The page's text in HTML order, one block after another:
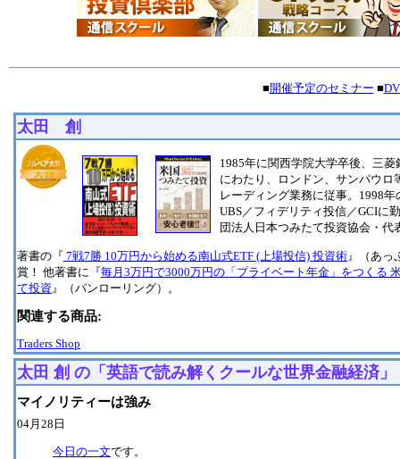
■開催予定のセミナー ■
太田 創
1985年に関西学院大学卒後、三
にわたり、ロンドン、サンパウ
レーディング業務に従事。1998
UBS／フィデリティ投信／GCIに
団法人日本つみたて投資協会・代
著書の『 7戦7勝 10万円から始める南山式ETF (上場投信) 投資術 』（あっ
賞！ 他著書に『毎月3万円で3000万円の「プライベート年金」をつくる
て投資 』（パンローリング）。
関連する商品:
Traders Shop
太田 創 の「英語で読み解くクールな世界金融経済」
マイノリティーは強み
04月28日
今日の一文です。